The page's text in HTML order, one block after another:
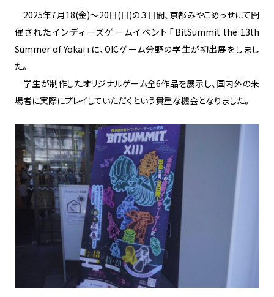
2025年7月18(金)～20日(日)の３日間、京都みやこめっせにて開
催されたインディーズゲームイベント「BitSummit the 13th
Summer of Yokai」に、OICゲーム分野の学生が初出展をしまし
た。
学生が制作したオリジナルゲーム全6作品を展示し、国内外の来
場者に実際にプレイしていただくという貴重な機会となりました。